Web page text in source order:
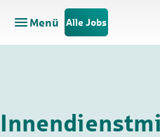
Zum Hauptinhalt springen
Zur Navigation springen
Menü
Hauptnavigation öffnen
Alle Jobs